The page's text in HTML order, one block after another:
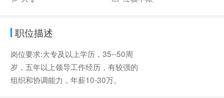
职位描述
岗位要求:大专及以上学历，35--50周
岁，五年以上领导工作经历，有较强的
组织和协调能力，年薪10-30万。